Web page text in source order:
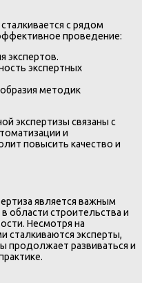
с рядом
проведение:
экспертов.
экспертных
методик
экспертизы связаны с
и
повысить качество и
является важным
области строительства и
Несмотря на
сталкиваются эксперты,
продолжает развиваться и